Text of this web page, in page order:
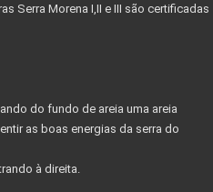
Serra Morena I,II e III são certificadas
do fundo de areia uma areia
as boas energias da serra do
à direita.